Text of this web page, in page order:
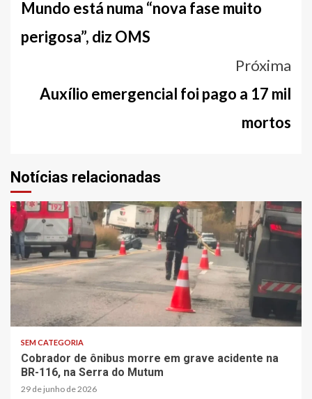
entre
notícias
Mundo está numa “nova fase muito
perigosa”, diz OMS
Próxima
Auxílio emergencial foi pago a 17 mil
mortos
Notícias relacionadas
SEM CATEGORIA
Cobrador de ônibus morre em grave acidente na
BR-116, na Serra do Mutum
29 de junho de 2026